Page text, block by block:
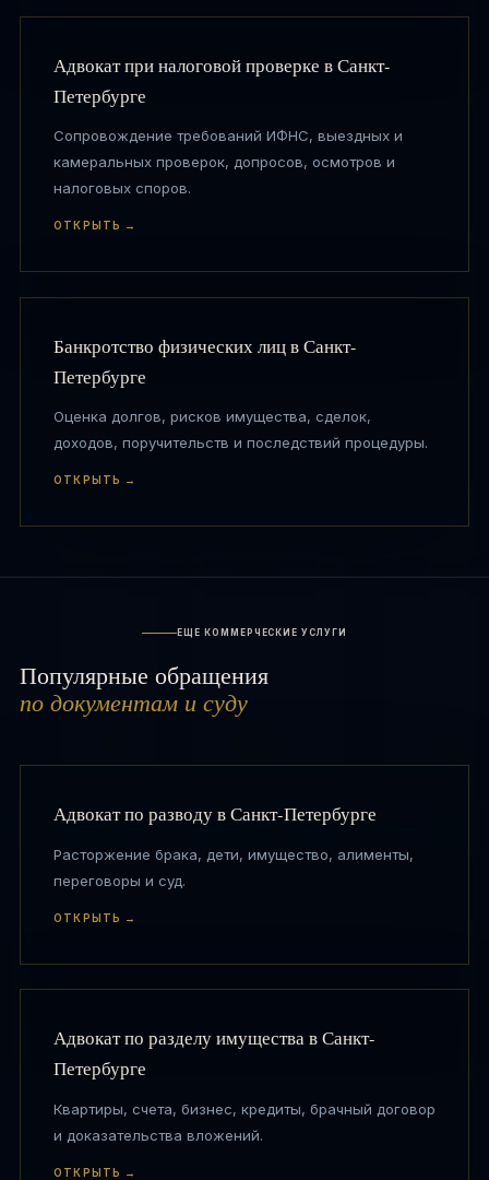
Адвокат при налоговой проверке в Санкт-
Петербурге
Сопровождение требований ИФНС, выездных и
камеральных проверок, допросов, осмотров и
налоговых споров.
ОТКРЫТЬ →
Банкротство физических лиц в Санкт-
Петербурге
Оценка долгов, рисков имущества, сделок,
доходов, поручительств и последствий процедуры.
ОТКРЫТЬ →
ЕЩЕ КОММЕРЧЕСКИЕ УСЛУГИ
Популярные обращения
по документам и суду
Адвокат по разводу в Санкт-Петербурге
Расторжение брака, дети, имущество, алименты,
переговоры и суд.
ОТКРЫТЬ →
Адвокат по разделу имущества в Санкт-
Петербурге
Квартиры, счета, бизнес, кредиты, брачный договор
и доказательства вложений.
ОТКРЫТЬ →